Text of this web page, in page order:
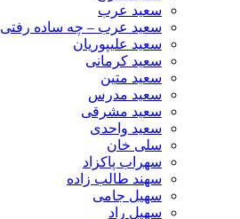
سعید عرب
سعید عرب – چه ساده رفتی
سعید علیپوریان
سعید کرمانی
سعید متین
سعید مدرس
سعید مشرقی
سعید واحدی
سلی خان
سهراب پاکزاد
سهند طالب زاده
سهیل جامی
سهیل راد